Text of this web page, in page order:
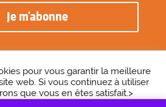
Je m'abonne
des Vénètes
pour vous garantir la meilleure
web. Si vous continuez à utiliser
que vous en êtes satisfait.>